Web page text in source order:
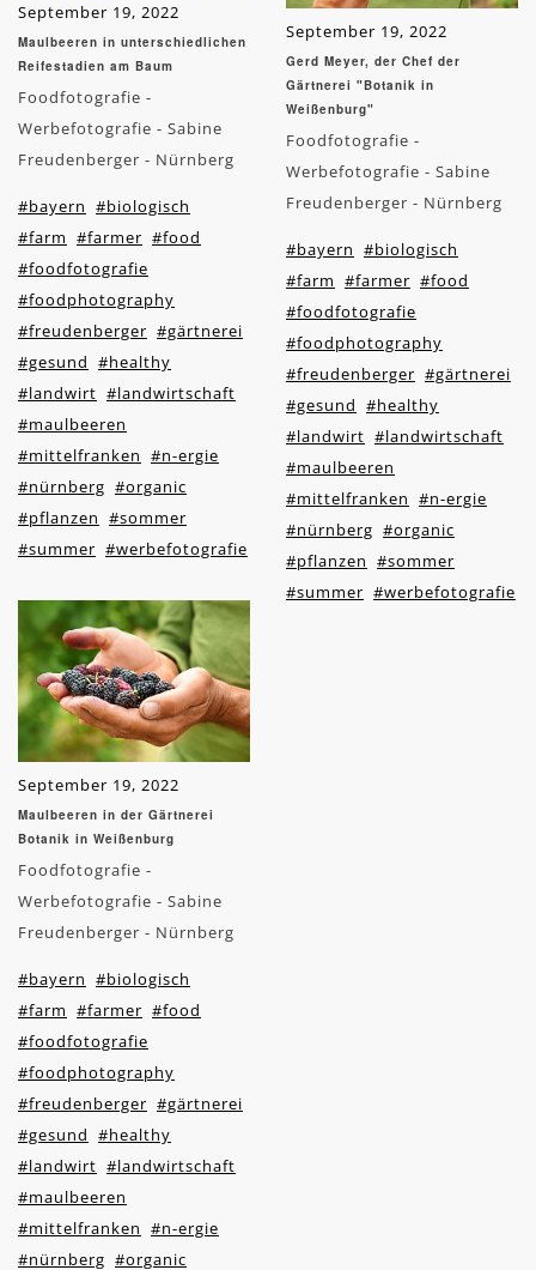
September 19, 2022
Maulbeeren in unterschiedlichen
Reifestadien am Baum
Foodfotografie -
Werbefotografie - Sabine
Freudenberger - Nürnberg
#bayern #biologisch
#farm #farmer #food
#foodfotografie
#foodphotography
#freudenberger #gärtnerei
#gesund #healthy
#landwirt #landwirtschaft
#maulbeeren
#mittelfranken #n-ergie
#nürnberg #organic
#pflanzen #sommer
#summer #werbefotografie
September 19, 2022
Maulbeeren in der Gärtnerei
Botanik in Weißenburg
Foodfotografie -
Werbefotografie - Sabine
Freudenberger - Nürnberg
#bayern #biologisch
#farm #farmer #food
#foodfotografie
#foodphotography
#freudenberger #gärtnerei
#gesund #healthy
#landwirt #landwirtschaft
#maulbeeren
#mittelfranken #n-ergie
#nürnberg #organic
September 19, 2022
Gerd Meyer, der Chef der
Gärtnerei "Botanik in
Weißenburg"
Foodfotografie -
Werbefotografie - Sabine
Freudenberger - Nürnberg
#bayern #biologisch
#farm #farmer #food
#foodfotografie
#foodphotography
#freudenberger #gärtnerei
#gesund #healthy
#landwirt #landwirtschaft
#maulbeeren
#mittelfranken #n-ergie
#nürnberg #organic
#pflanzen #sommer
#summer #werbefotografie